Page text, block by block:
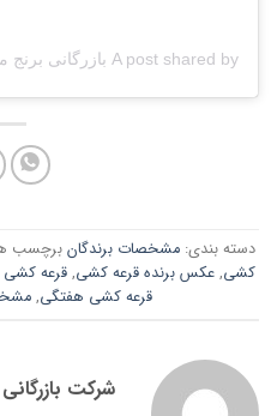
دسته بندی: مشخصات برندگان برچسب
کشی, عکس برنده قرعه کشی, قرعه کشی
قرعه کشی هفتگی,
شرکت